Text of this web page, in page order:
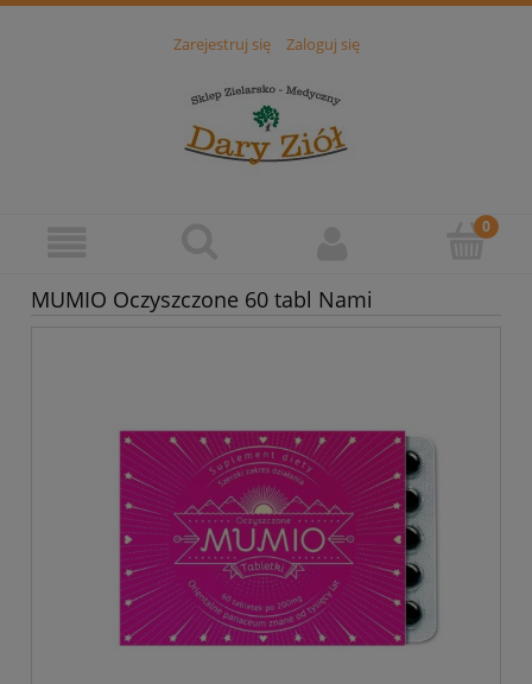
Zarejestruj się Zaloguj się
MUMIO Oczyszczone 60 tabl Nami